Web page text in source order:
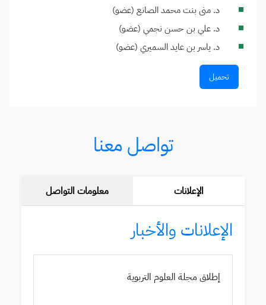
د. منى بنت محمد الصانع (عضو)
د. علي بن حسن نجمي (عضو)
د. ياسر بن عايد السميري (عضو)
تحميل
تواصل معنا
الإعلانات معلومات التواصل
الإعلانات والأخبار
إطلاق مجلة العلوم التربوية